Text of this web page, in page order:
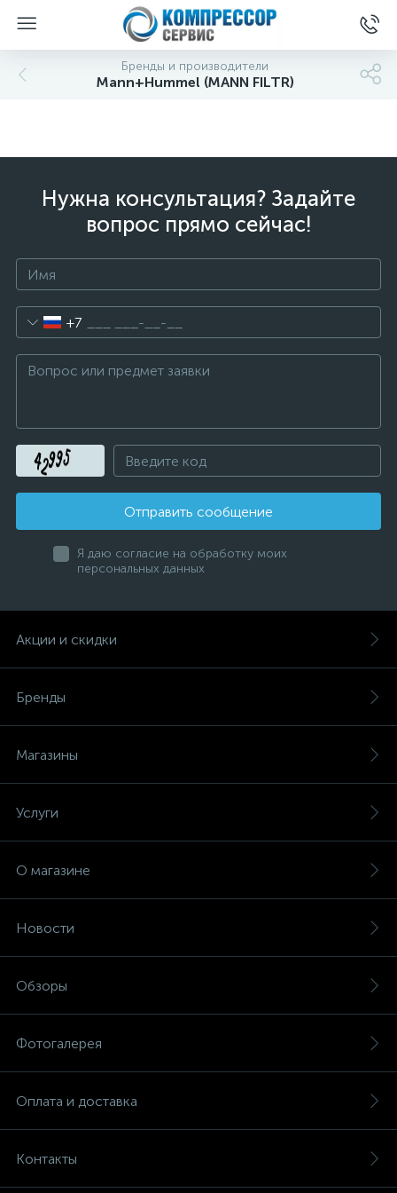
Бренды и производители
Mann+Hummel (MANN FILTR)
Нужна консультация? Задайте
вопрос прямо сейчас!
+7
Отправить сообщение
Я даю согласие на обработку моих
персональных данных
Акции и скидки
Бренды
Магазины
Услуги
О магазине
Новости
Обзоры
Фотогалерея
Оплата и доставка
Контакты